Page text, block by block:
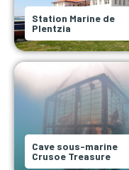
Station Marine de
Plentzia
Cave sous-marine
Crusoe Treasure